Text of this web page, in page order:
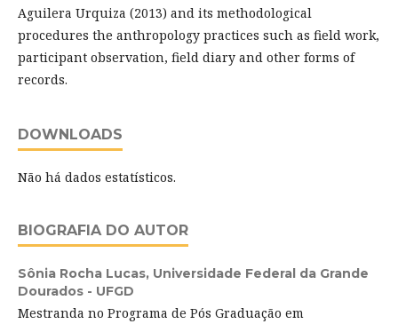
Aguilera Urquiza (2013) and its methodological
procedures the anthropology practices such as field work,
participant observation, field diary and other forms of
records.
DOWNLOADS
Não há dados estatísticos.
BIOGRAFIA DO AUTOR
Sônia Rocha Lucas, Universidade Federal da Grande
Dourados - UFGD
Mestranda no Programa de Pós Graduação em